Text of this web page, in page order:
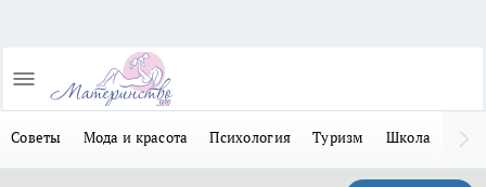
Советы Мода и красота Психология Туризм Школа